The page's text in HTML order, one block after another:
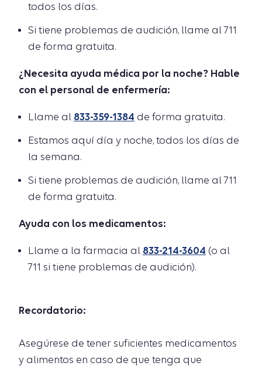
todos los días.
Si tiene problemas de audición, llame al 711
de forma gratuita.
¿Necesita ayuda médica por la noche? Hable
con el personal de enfermería:
Llame al 833-359-1384 de forma gratuita.
Estamos aquí día y noche, todos los días de
la semana.
Si tiene problemas de audición, llame al 711
de forma gratuita.
Ayuda con los medicamentos:
Llame a la farmacia al 833-214-3604 (o al
711 si tiene problemas de audición).
Recordatorio:
Asegúrese de tener suficientes medicamentos
y alimentos en caso de que tenga que